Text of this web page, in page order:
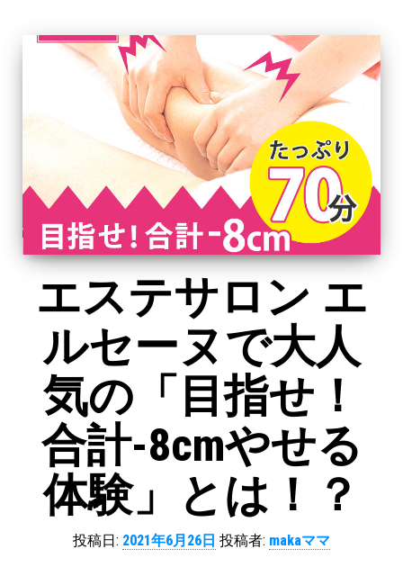
エステサロン エ
ルセーヌで大人
気の「目指せ！
合計-8cmやせる
体験」とは！？
投稿日: 2021年6月26日 投稿者: makaママ